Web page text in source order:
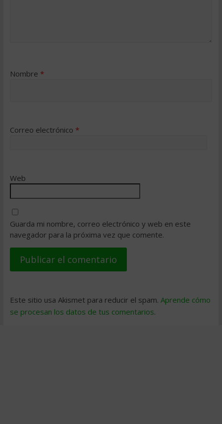
Nombre *
Correo electrónico *
Web
Guarda mi nombre, correo electrónico y web en este
navegador para la próxima vez que comente.
Este sitio usa Akismet para reducir el spam. Aprende cómo
se procesan los datos de tus comentarios.